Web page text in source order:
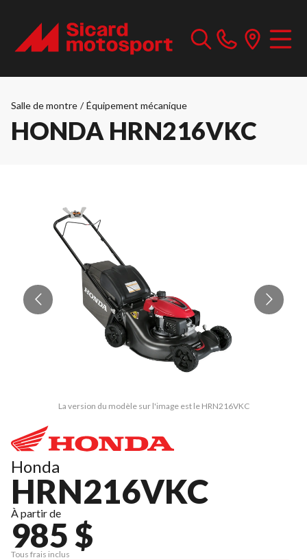
Salle de montre / Équipement mécanique
HONDA HRN216VKC
La version du modèle sur l'image est le HRN216VKC
Honda
HRN216VKC
À partir de
985 $
Tous frais inclus